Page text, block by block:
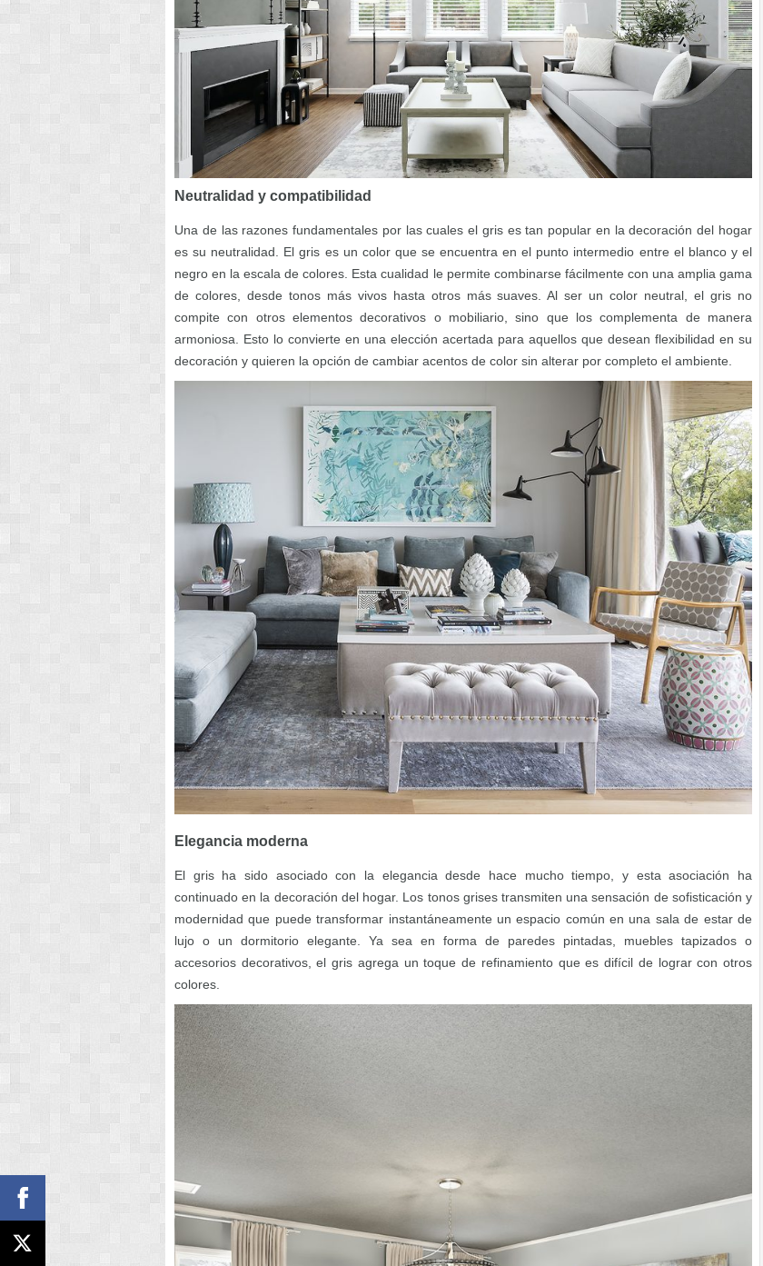
Neutralidad y compatibilidad
Una de las razones fundamentales por las cuales el gris es tan popular en la decoración del hogar
es su neutralidad. El gris es un color que se encuentra en el punto intermedio entre el blanco y el
negro en la escala de colores. Esta cualidad le permite combinarse fácilmente con una amplia gama
de colores, desde tonos más vivos hasta otros más suaves. Al ser un color neutral, el gris no
compite con otros elementos decorativos o mobiliario, sino que los complementa de manera
armoniosa. Esto lo convierte en una elección acertada para aquellos que desean flexibilidad en su
decoración y quieren la opción de cambiar acentos de color sin alterar por completo el ambiente.
Elegancia moderna
El gris ha sido asociado con la elegancia desde hace mucho tiempo, y esta asociación ha
continuado en la decoración del hogar. Los tonos grises transmiten una sensación de sofisticación y
modernidad que puede transformar instantáneamente un espacio común en una sala de estar de
lujo o un dormitorio elegante. Ya sea en forma de paredes pintadas, muebles tapizados o
accesorios decorativos, el gris agrega un toque de refinamiento que es difícil de lograr con otros
colores.